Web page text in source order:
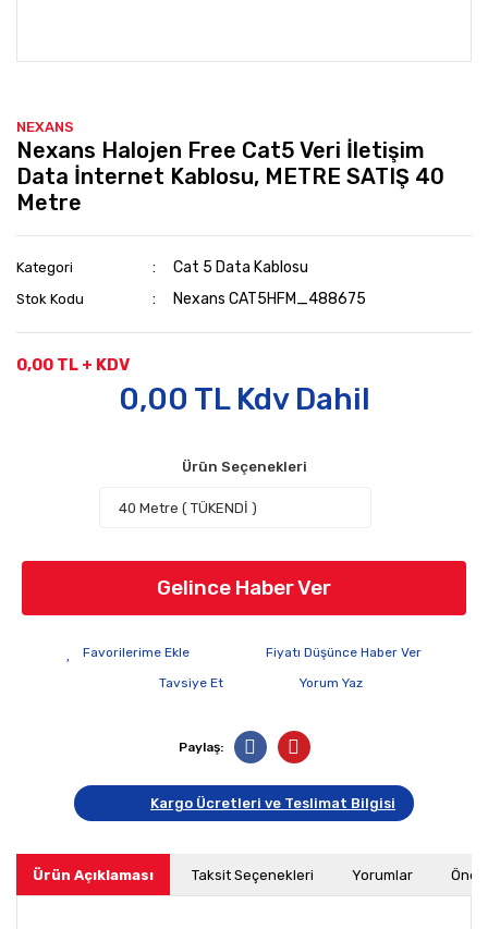
NEXANS
Nexans Halojen Free Cat5 Veri İletişim
Data İnternet Kablosu, METRE SATIŞ 40
Metre
Kategori Cat 5 Data Kablosu
Stok Kodu Nexans CAT5HFM_488675
0,00 TL + KDV
0,00 TL Kdv Dahil
Ürün Seçenekleri
Gelince Haber Ver
Fiyatı Düşünce Haber Ver
Tavsiye Et
Yorum Yaz
Paylaş:
Kargo Ücretleri ve Teslimat Bilgisi
Ürün Açıklaması Taksit Seçenekleri Yorumlar